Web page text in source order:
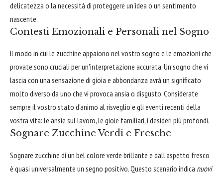
delicatezza o la necessità di proteggere un'idea o un sentimento
nascente.
Contesti Emozionali e Personali nel Sogno
Il modo in cui le zucchine appaiono nel vostro sogno e le emozioni che
provate sono cruciali per un'interpretazione accurata. Un sogno che vi
lascia con una sensazione di gioia e abbondanza avrà un significato
molto diverso da uno che vi provoca ansia o disgusto. Considerate
sempre il vostro stato d'animo al risveglio e gli eventi recenti della
vostra vita: le ansie sul lavoro, le gioie familiari, i desideri più profondi.
Sognare Zucchine Verdi e Fresche
Sognare zucchine di un bel colore verde brillante e dall'aspetto fresco
è quasi universalmente un segno positivo. Questo scenario indica nuovi